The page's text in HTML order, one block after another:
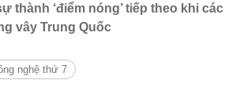
thành ‘điểm nóng’ tiếp theo khi các
vây Trung Quốc
nghệ thứ 7